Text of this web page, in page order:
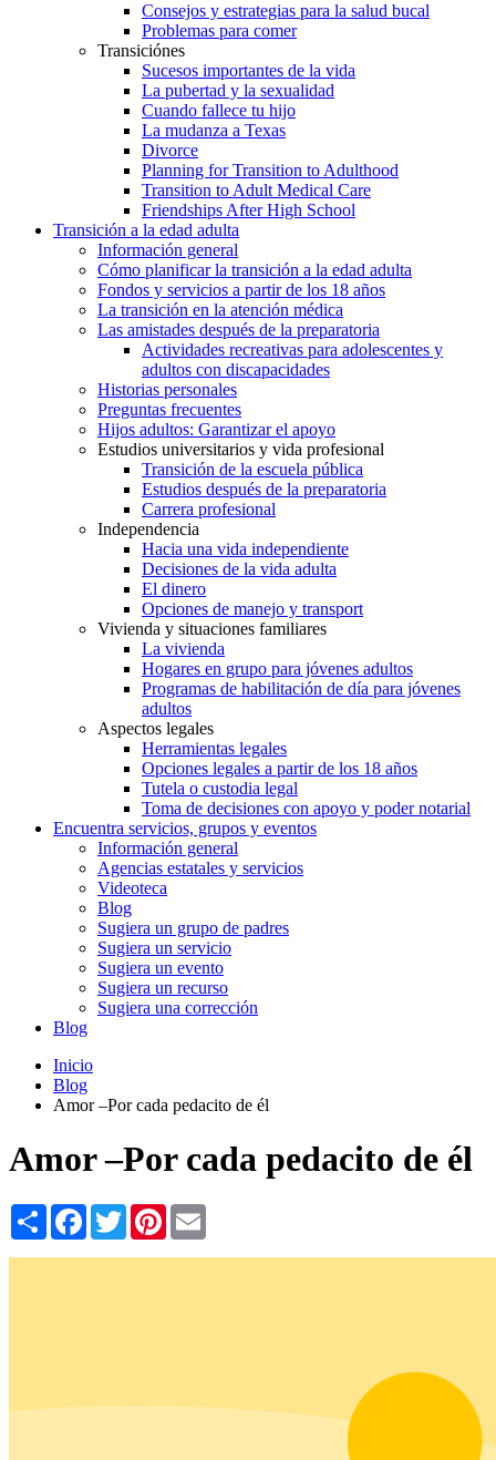
Consejos y estrategias para la salud bucal
Problemas para comer
Transiciónes
Sucesos importantes de la vida
La pubertad y la sexualidad
Cuando fallece tu hijo
La mudanza a Texas
Divorce
Planning for Transition to Adulthood
Transition to Adult Medical Care
Friendships After High School
Transición a la edad adulta
Información general
Cómo planificar la transición a la edad adulta
Fondos y servicios a partir de los 18 años
La transición en la atención médica
Las amistades después de la preparatoria
Actividades recreativas para adolescentes y
adultos con discapacidades
Historias personales
Preguntas frecuentes
Hijos adultos: Garantizar el apoyo
Estudios universitarios y vida profesional
Transición de la escuela pública
Estudios después de la preparatoria
Carrera profesional
Independencia
Hacia una vida independiente
Decisiones de la vida adulta
El dinero
Opciones de manejo y transport
Vivienda y situaciones familiares
La vivienda
Hogares en grupo para jóvenes adultos
Programas de habilitación de día para jóvenes
adultos
Aspectos legales
Herramientas legales
Opciones legales a partir de los 18 años
Tutela o custodia legal
Toma de decisiones con apoyo y poder notarial
Encuentra servicios, grupos y eventos
Información general
Agencias estatales y servicios
Videoteca
Blog
Sugiera un grupo de padres
Sugiera un servicio
Sugiera un evento
Sugiera un recurso
Sugiera una corrección
Blog
Inicio
Blog
Amor –Por cada pedacito de él
Amor –Por cada pedacito de él
Share Facebook
TwitterPinterest